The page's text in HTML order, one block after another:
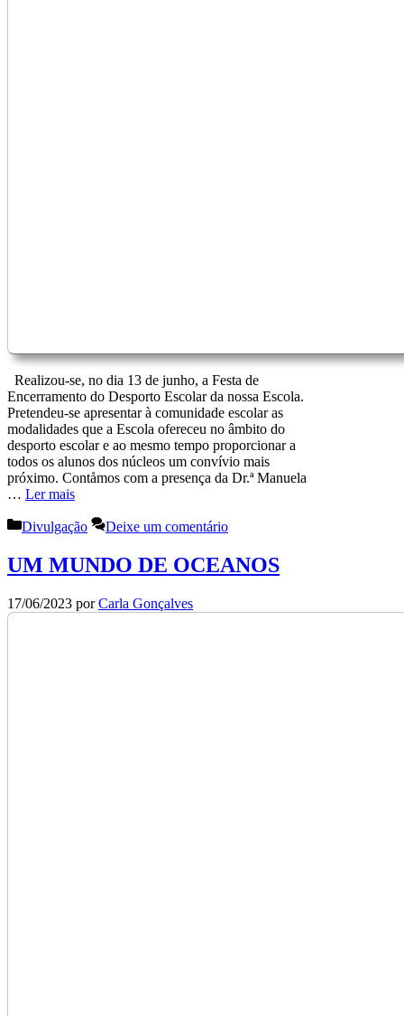
Realizou-se, no dia 13 de junho, a Festa de
Encerramento do Desporto Escolar da nossa Escola.
Pretendeu-se apresentar à comunidade escolar as
modalidades que a Escola ofereceu no âmbito do
desporto escolar e ao mesmo tempo proporcionar a
todos os alunos dos núcleos um convívio mais
próximo. Contåmos com a presença da Dr.ª Manuela
… Ler mais
Categorias
Divulgação Deixe um comentário
UM MUNDO DE OCEANOS
17/06/2023 porCarla Gonçalves